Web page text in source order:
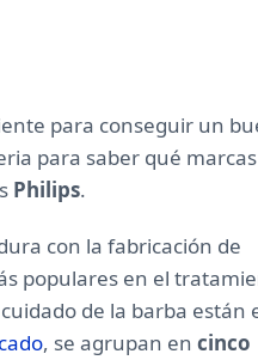
para conseguir un
para saber qué marcas
Philips.
con la fabricación de
populares en el
de la barba están
, se agrupan en cinco